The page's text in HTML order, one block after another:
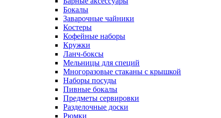
Бокалы
Заварочные чайники
Костеры
Кофейные наборы
Кружки
Ланч-боксы
Мельницы для специй
Многоразовые стаканы с крышкой
Наборы посуды
Пивные бокалы
Предметы сервировки
Разделочные доски
Рюмки